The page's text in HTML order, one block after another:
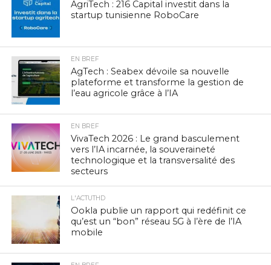
AgriTech : 216 Capital investit dans la
startup tunisienne RoboCare
EN BREF
AgTech : Seabex dévoile sa nouvelle
plateforme et transforme la gestion de
l’eau agricole grâce à l’IA
EN BREF
VivaTech 2026 : Le grand basculement
vers l’IA incarnée, la souveraineté
technologique et la transversalité des
secteurs
L'ACTUTHD
Ookla publie un rapport qui redéfinit ce
qu’est un “bon” réseau 5G à l’ère de l’IA
mobile